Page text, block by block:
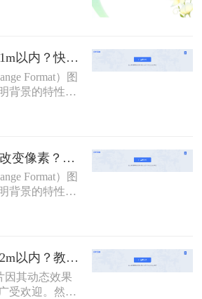
缩方法，帮
。存储空间，
GIF动图压缩gif图片怎么压缩到1m以内？快试试这二个压缩方法！
Format）图
背景的特性，
子邮件中得到
文件往往体
。那么gif图片
本文将介绍两
以内的方法。
gif如何压缩大小不改变像素？二种有效压缩方法详解分享！
Format）图
背景的特性，
应用。然而，
这会影响网
？本文将介绍
的前提下压缩
gif图片怎么压缩到2m以内？教你二种实用压缩方法！
因其动态效果
受欢迎。然